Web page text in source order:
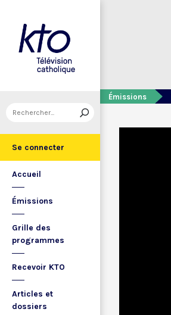
Se connecter
Accueil
Émissions
Grille des
programmes
Recevoir KTO
Articles et
dossiers
Émissions